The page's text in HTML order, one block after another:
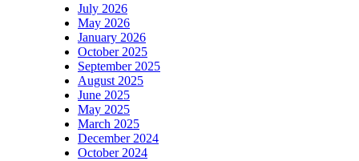
July 2026
May 2026
January 2026
October 2025
September 2025
August 2025
June 2025
May 2025
March 2025
December 2024
October 2024